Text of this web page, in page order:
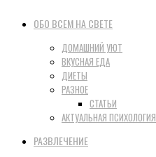
ОБО ВСЕМ НА СВЕТЕ
ДОМАШНИЙ УЮТ
ВКУСНАЯ ЕДА
ДИЕТЫ
РАЗНОЕ
СТАТЬИ
АКТУАЛЬНАЯ ПСИХОЛОГИЯ
РАЗВЛЕЧЕНИЕ